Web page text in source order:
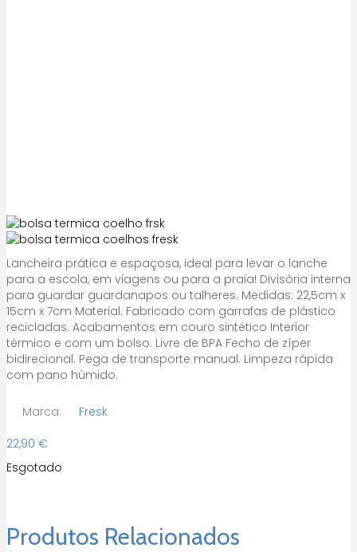
Lancheira prática e espaçosa, ideal para levar o lanche
para a escola, em viagens ou para a praia! Divisória interna
para guardar guardanapos ou talheres. Medidas: 22,5cm x
15cm x 7cm Material: Fabricado com garrafas de plástico
recicladas. Acabamentos em couro sintético Interior
térmico e com um bolso. Livre de BPA Fecho de zíper
bidirecional. Pega de transporte manual. Limpeza rápida
com pano húmido.
Marca:
Fresk
22,90 €
Esgotado
Produtos Relacionados